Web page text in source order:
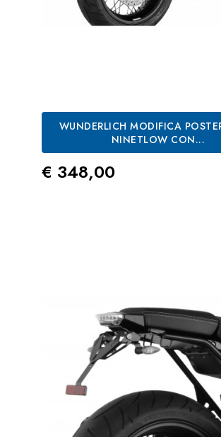
WUNDERLICH MODIFICA
NINETLOW CON...
Prezzo
€ 348,00